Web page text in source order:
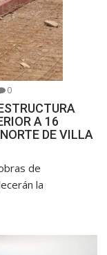
0
A 16
DE VILLA
de
la